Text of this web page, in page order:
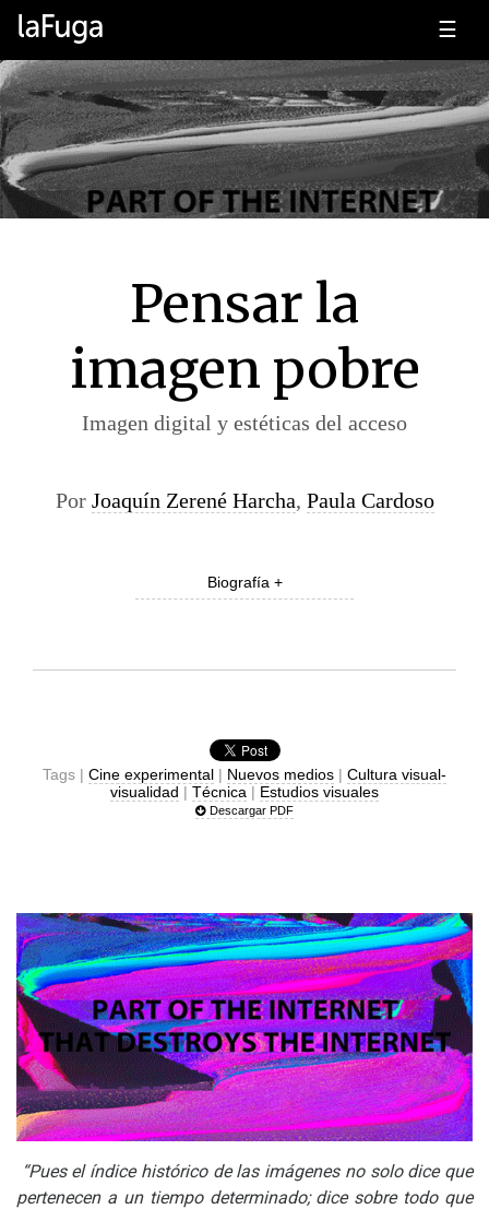
☰
Pensar la
imagen pobre
Imagen digital y estéticas del acceso
Por Joaquín Zerené Harcha, Paula Cardoso
Biografía +
Tags | Cine experimental | Nuevos medios | Cultura visual-
visualidad | Técnica | Estudios visuales
Descargar PDF
“Pues el índice histórico de las imágenes no solo dice que
pertenecen a un tiempo determinado; dice sobre todo que